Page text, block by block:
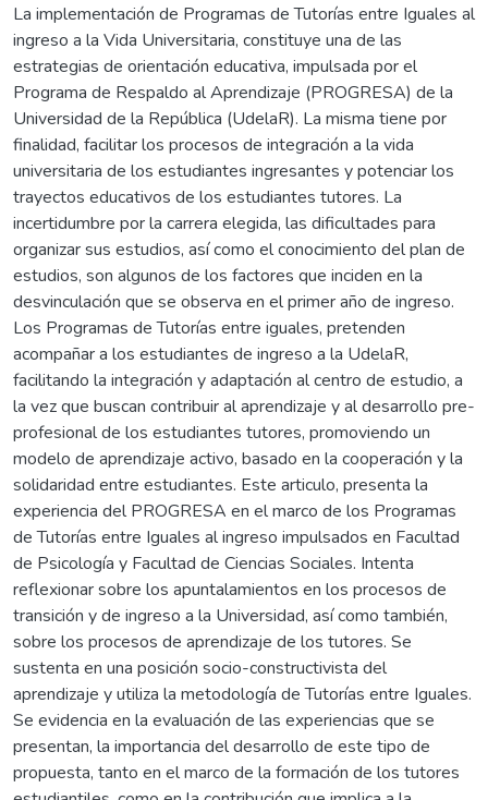
La implementación de Programas de Tutorías entre Iguales al
ingreso a la Vida Universitaria, constituye una de las
estrategias de orientación educativa, impulsada por el
Programa de Respaldo al Aprendizaje (PROGRESA) de la
Universidad de la República (UdelaR). La misma tiene por
finalidad, facilitar los procesos de integración a la vida
universitaria de los estudiantes ingresantes y potenciar los
trayectos educativos de los estudiantes tutores. La
incertidumbre por la carrera elegida, las dificultades para
organizar sus estudios, así como el conocimiento del plan de
estudios, son algunos de los factores que inciden en la
desvinculación que se observa en el primer año de ingreso.
Los Programas de Tutorías entre iguales, pretenden
acompañar a los estudiantes de ingreso a la UdelaR,
facilitando la integración y adaptación al centro de estudio, a
la vez que buscan contribuir al aprendizaje y al desarrollo pre-
profesional de los estudiantes tutores, promoviendo un
modelo de aprendizaje activo, basado en la cooperación y la
solidaridad entre estudiantes. Este articulo, presenta la
experiencia del PROGRESA en el marco de los Programas
de Tutorías entre Iguales al ingreso impulsados en Facultad
de Psicología y Facultad de Ciencias Sociales. Intenta
reflexionar sobre los apuntalamientos en los procesos de
transición y de ingreso a la Universidad, así como también,
sobre los procesos de aprendizaje de los tutores. Se
sustenta en una posición socio-constructivista del
aprendizaje y utiliza la metodología de Tutorías entre Iguales.
Se evidencia en la evaluación de las experiencias que se
presentan, la importancia del desarrollo de este tipo de
propuesta, tanto en el marco de la formación de los tutores